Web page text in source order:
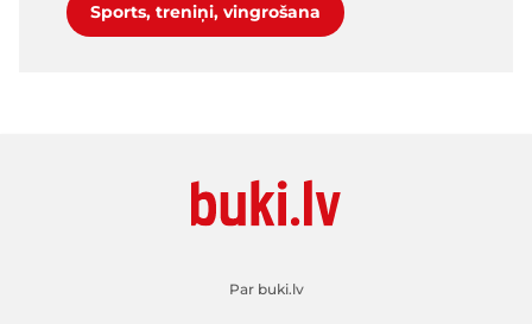
Sports, treniņi, vingrošana
Par buki.lv